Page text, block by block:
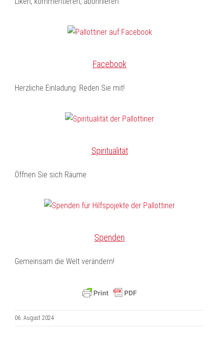
Facebook
Herzliche Einladung: Reden Sie mit!
Spiritualität
Öffnen Sie sich Räume
Spenden
Gemeinsam die Welt verändern!
06. August 2024